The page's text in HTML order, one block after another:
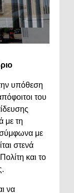
υπόθεση
του
με τη
σύμφωνα με
στενά
και το
να